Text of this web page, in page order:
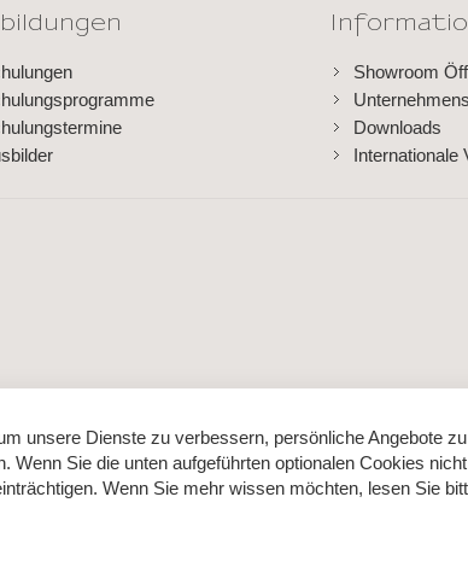
Showroom
Downloads
Internationale
unsere Dienste zu verbessern, persönliche Angebote
Wenn Sie die unten aufgeführten optionalen Cookies
Wenn Sie mehr wissen möchten, lesen Sie